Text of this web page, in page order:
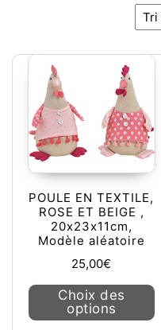
POULE EN TEXTILE,
ROSE ET BEIGE ,
20x23x11cm,
Modèle aléatoire
25,00€
Choix des
options